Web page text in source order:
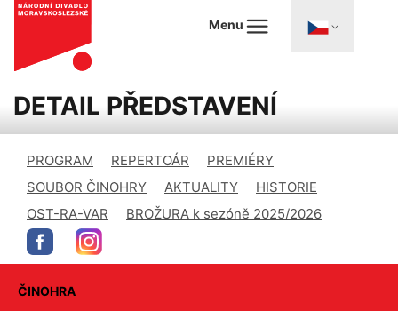
Menu
DETAIL PŘEDSTAVENÍ
PROGRAM REPERTOÁR
PREMIÉRY
SOUBOR ČINOHRY
AKTUALITY
HISTORIE
OST-RA-VAR
BROŽURA k sezóně 2025/2026
ČINOHRA